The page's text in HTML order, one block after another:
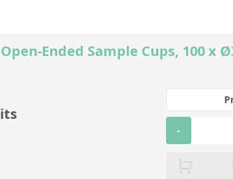
Open-Ended Sample Cups, 100 x
-